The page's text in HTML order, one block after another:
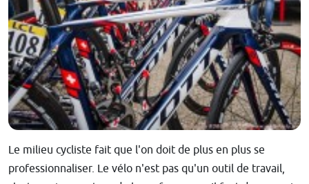
Le milieu cycliste fait que l'on doit de plus en plus se
professionnaliser. Le vélo n'est pas qu'un outil de travail,